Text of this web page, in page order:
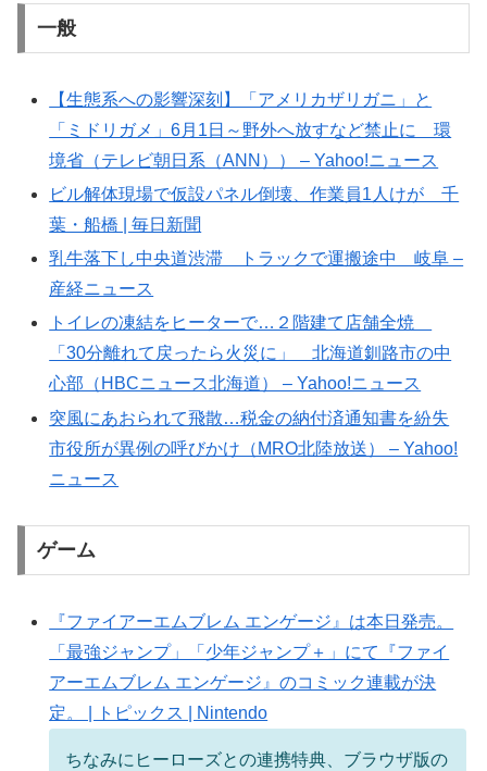
一般
【生態系への影響深刻】「アメリカザリガニ」と
「ミドリガメ」6月1日～野外へ放すなど禁止に 環
境省（テレビ朝日系（ANN）） – Yahoo!ニュース
ビル解体現場で仮設パネル倒壊、作業員1人けが 千
葉・船橋 | 毎日新聞
乳牛落下し中央道渋滞 トラックで運搬途中 岐阜 –
産経ニュース
トイレの凍結をヒーターで…２階建て店舗全焼
「30分離れて戻ったら火災に」 北海道釧路市の中
心部（HBCニュース北海道） – Yahoo!ニュース
突風にあおられて飛散…税金の納付済通知書を紛失
市役所が異例の呼びかけ（MRO北陸放送） – Yahoo!
ニュース
ゲーム
『ファイアーエムブレム エンゲージ』は本日発売。
「最強ジャンプ」「少年ジャンプ＋」にて『ファイ
アーエムブレム エンゲージ』のコミック連載が決
定。 | トピックス | Nintendo
ちなみにヒーローズとの連携特典、ブラウザ版の